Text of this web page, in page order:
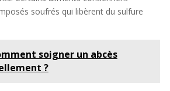
soufrés qui libèrent du sulfure
soigner un abcès
?